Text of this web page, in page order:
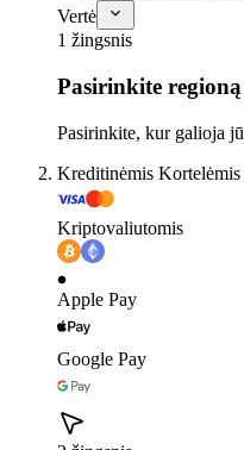
Vertė
1 žingsnis
Pasirinkite
Pasirinkite, kur galioja
Kreditinėmis Kortelėmis
Kriptovaliutomis
Apple Pay
Google Pay